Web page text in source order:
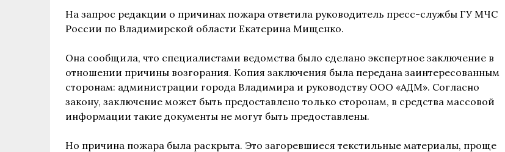
На запрос редакции о причинах пожара ответила руководитель пресс-службы ГУ МЧС
России по Владимирской области Екатерина Мищенко.
Она сообщила, что специалистами ведомства было сделано экспертное заключение в
отношении причины возгорания. Копия заключения была передана заинтересованным
сторонам: администрации города Владимира и руководству ООО «АДМ». Согласно
закону, заключение может быть предоставлено только сторонам, в средства массовой
информации такие документы не могут быть предоставлены.
Но причина пожара была раскрыта. Это загоревшиеся текстильные материалы, проще